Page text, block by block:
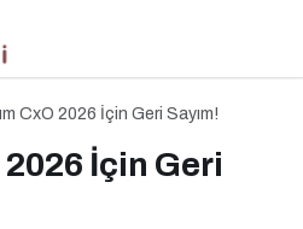
CxO 2026 İçin Geri Sayım!
İçin Geri
Boğaziçi’nde Sahne Alıyor